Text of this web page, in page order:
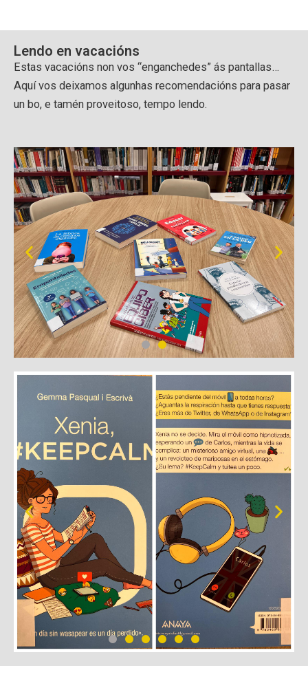
Lendo en vacacións
Estas vacacións non vos “enganchedes” ás pantallas…
Aquí vos deixamos algunhas recomendacións para pasar
un bo, e tamén proveitoso, tempo lendo.